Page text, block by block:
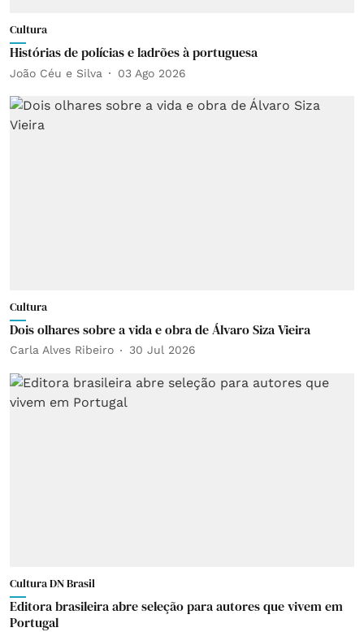
Cultura
Histórias de polícias e ladrões à portuguesa
João Céu e Silva 03 Ago 2026
Cultura
Dois olhares sobre a vida e obra de Álvaro Siza Vieira
Carla Alves Ribeiro 30 Jul 2026
Cultura DN Brasil
Editora brasileira abre seleção para autores que vivem em
Portugal